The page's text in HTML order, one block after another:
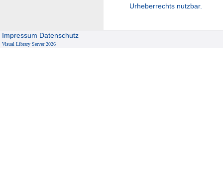
Urheberrechts nutzbar.
Impressum Datenschutz
Visual Library Server 2026